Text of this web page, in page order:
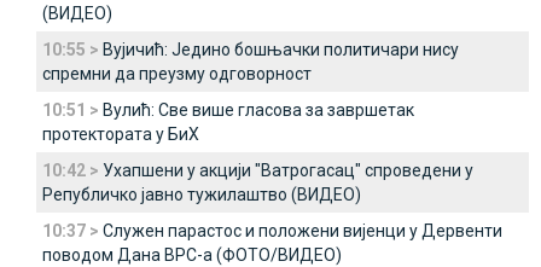
(ВИДЕО)
10:55 > Вујичић: Једино бошњачки политичари нису
спремни да преузму одговорност
10:51 > Вулић: Све више гласова за завршетак
протектората у БиХ
10:42 > Ухапшени у акцији "Ватрогасац" спроведени у
Републичко јавно тужилаштво (ВИДЕО)
10:37 > Служен парастос и положени вијенци у Дервенти
поводом Дана ВРС-а (ФОТО/ВИДЕО)